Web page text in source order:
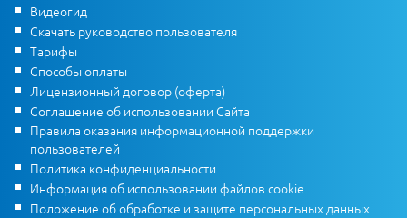
Видеогид
Скачать руководство пользователя
Тарифы
Способы оплаты
Лицензионный договор (оферта)
Соглашение об использовании Сайта
Правила оказания информационной поддержки
пользователей
Политика конфиденциальности
Информация об использовании файлов cookie
Положение об обработке и защите персональных данных